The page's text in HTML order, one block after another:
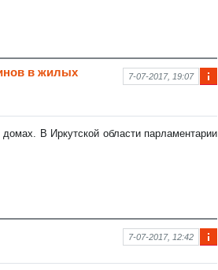
рм
я к
7-07-2017, 19:07
в жилых
В Иркутской области парламентарии
фо
7-07-2017, 12:42